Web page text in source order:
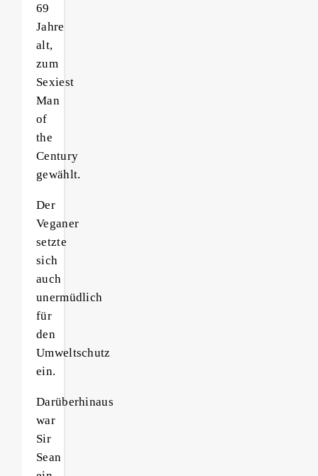
69
Jahre
alt,
zum
Sexiest
Man
of
the
Century
gewählt.
Der
Veganer
setzte
sich
auch
unermüdlich
für
den
Umweltschutz
ein.
Darüberhinaus
war
Sir
Sean